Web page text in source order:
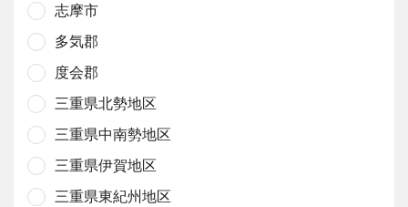
志摩市
多気郡
度会郡
三重県北勢地区
三重県中南勢地区
三重県伊賀地区
三重県東紀州地区